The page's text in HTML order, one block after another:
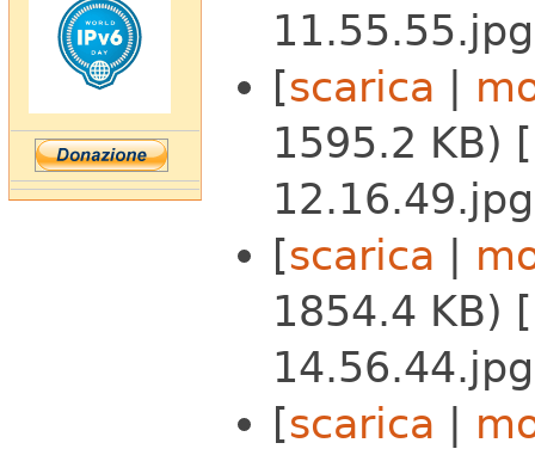
[scarica |
1595.2 KB)
[scarica |
1854.4 KB)
[scarica |